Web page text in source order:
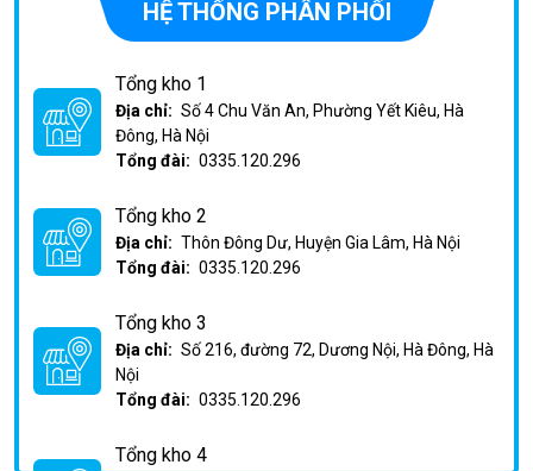
HỆ THỐNG PHÂN PHỐI
Tổng kho 1
Địa chỉ: Số 4 Chu Văn An, Phường Yết Kiêu, Hà
Đông, Hà Nội
Tổng đài: 0335.120.296
Tổng kho 2
Địa chỉ: Thôn Đông Dư, Huyện Gia Lâm, Hà Nội
Tổng đài: 0335.120.296
Tổng kho 3
Địa chỉ: Số 216, đường 72, Dương Nội, Hà Đông, Hà
Nội
Tổng đài: 0335.120.296
Tổng kho 4